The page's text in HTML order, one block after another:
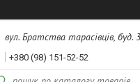
вул. Братства тарасівців, буд.
+380 (98) 151-52-52